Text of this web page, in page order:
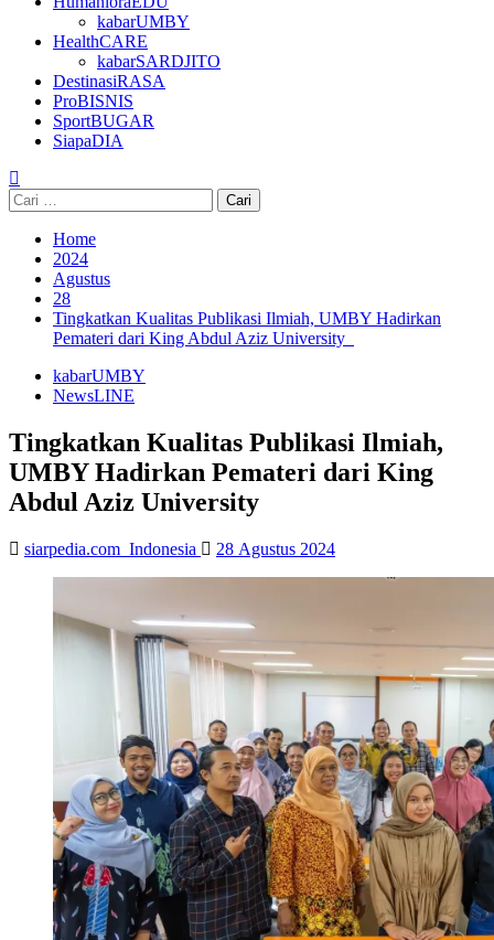
kabarUMBY
HealthCARE
kabarSARDJITO
DestinasiRASA
ProBISNIS
SportBUGAR
SiapaDIA
Cari
untuk:
Home
2024
Agustus
28
Tingkatkan Kualitas Publikasi Ilmiah, UMBY Hadirkan
Pemateri dari King Abdul Aziz University
kabarUMBY
NewsLINE
Tingkatkan Kualitas Publikasi Ilmiah,
UMBY Hadirkan Pemateri dari King
Abdul Aziz University
siarpedia.com_Indonesia 28 Agustus 2024